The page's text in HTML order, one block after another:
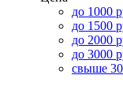
до 1000
до 1500
до 2000
до 3000
свыше